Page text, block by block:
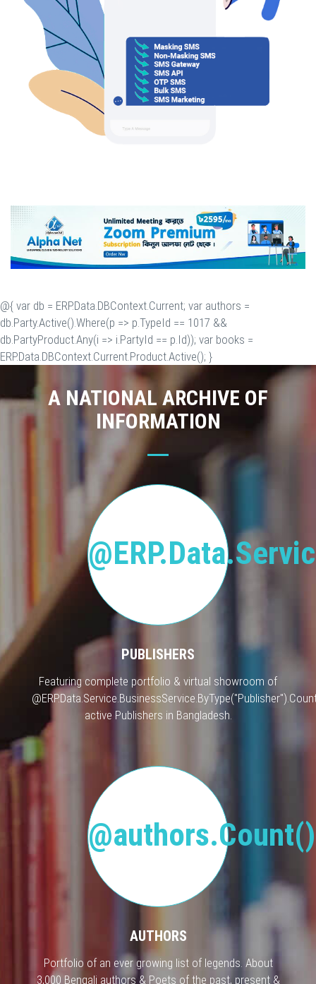
@{ var db = ERP.Data.DBContext.Current; var authors =
db.Party.Active().Where(p => p.TypeId == 1017 &&
db.PartyProduct.Any(i => i.PartyId == p.Id)); var books =
ERP.Data.DBContext.Current.Product.Active(); }
A NATIONAL ARCHIVE OF
INFORMATION
PUBLISHERS
Featuring complete portfolio & virtual showroom of
active Publishers in Bangladesh.
AUTHORS
Portfolio of an ever growing list of legends. About
3,000 Bengali authors & Poets of the past, present &